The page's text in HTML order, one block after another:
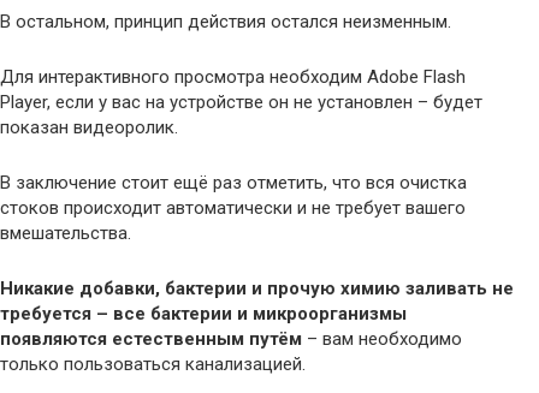
В остальном, принцип действия остался неизменным.
Для интерактивного просмотра необходим Adobe Flash
Player, если у вас на устройстве он не установлен – будет
показан видеоролик.
В заключение стоит ещё раз отметить, что вся очистка
стоков происходит автоматически и не требует вашего
вмешательства.
Никакие добавки, бактерии и прочую химию заливать не
требуется – все бактерии и микроорганизмы
появляются естественным путём – вам необходимо
только пользоваться канализацией.